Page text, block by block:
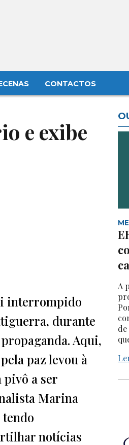
CONTACTOS
e exibe
interrompido
durante
Aqui,
paz levou à
a ser
Marina
notícias
A